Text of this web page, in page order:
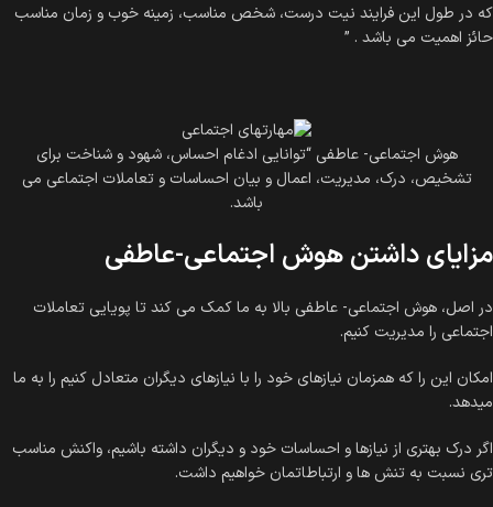
که در طول این فرایند نیت درست، شخص مناسب، زمینه خوب و زمان مناسب
حائز اهمیت می باشد . ”
هوش اجتماعی- عاطفی “توانایی ادغام احساس، شهود و شناخت برای
تشخیص، درک، مدیریت، اعمال و بیان احساسات و تعاملات اجتماعی می
باشد.
مزایای داشتن هوش اجتماعی-عاطفی
در اصل، هوش اجتماعی- عاطفی بالا به ما کمک می کند تا پویایی تعاملات
اجتماعی را مدیریت کنیم.
امکان این را که همزمان نیازهای خود را با نیازهای دیگران متعادل کنیم را به ما
میدهد.
اگر درک بهتری از نیازها و احساسات خود و دیگران داشته باشیم، واکنش مناسب
تری نسبت به تنش ها و ارتباطاتمان خواهیم داشت.